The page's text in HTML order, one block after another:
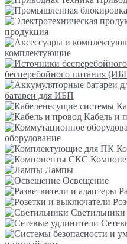
продукция
комплектующие
бесперебойного питания
батареи для ИБП
Кабель и
оборудование
Лампы
Освещение
Светильники